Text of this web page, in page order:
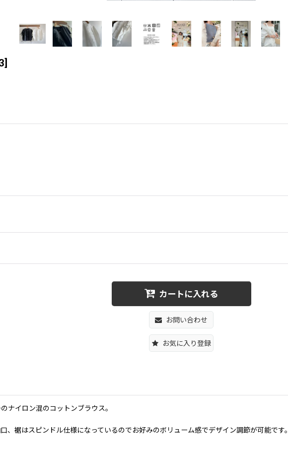
]
カートに入れる
お問い合わせ
お気に入り登録
ナイロン混のコットンブラウス。
、裾はスピンドル仕様になっているのでお好みのボリューム感でデザイン調節が可能です。